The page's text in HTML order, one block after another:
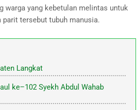
warga yang kebetulan melintas untuk
tersebut tubuh manusia.
Langkat
ke–102 Syekh Abdul Wahab